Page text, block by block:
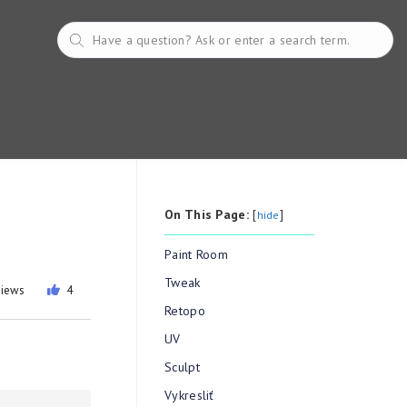
4
On This Page:[hide]
Paint Room
Tweak
Retopo
UV
Sculpt
Vykresliť